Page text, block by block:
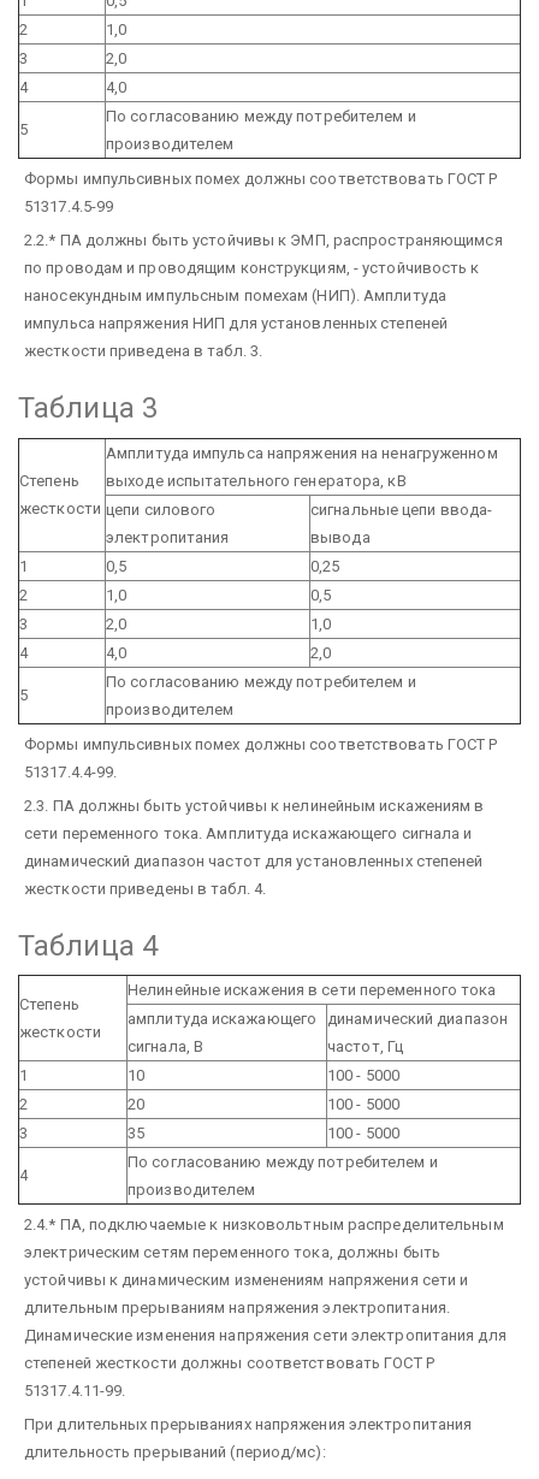
2
1,0
3
2,0
4
4,0
5
По согласованию между потребителем и
производителем
Формы импульсивных помех должны соответствовать ГОСТ Р
51317.4.5-99
2.2.* ПА должны быть устойчивы к ЭМП, распространяющимся
по проводам и проводящим конструкциям, - устойчивость к
наносекундным импульсным помехам (НИП). Амплитуда
импульса напряжения НИП для установленных степеней
жесткости приведена в табл. 3.
Таблица 3
Степень
жесткости
Амплитуда импульса напряжения на ненагруженном
выходе испытательного генератора, кВ
цепи силового
электропитания
сигнальные цепи ввода-
вывода
1
0,5
0,25
2
1,0
0,5
3
2,0
1,0
4
4,0 2,0
5
По согласованию между потребителем и
производителем
Формы импульсивных помех должны соответствовать ГОСТ Р
51317.4.4-99.
2.3. ПА должны быть устойчивы к нелинейным искажениям в
сети переменного тока. Амплитуда искажающего сигнала и
динамический диапазон частот для установленных степеней
жесткости приведены в табл. 4.
Таблица 4
Степень
жесткости
Нелинейные искажения в сети переменного тока
амплитуда искажающего
сигнала, В
динамический диапазон
частот, Гц
1
10
100 - 5000
2
20
100 - 5000
3
35 100 - 5000
4
По согласованию между потребителем и
производителем
2.4.* ПА, подключаемые к низковольтным распределительным
электрическим сетям переменного тока, должны быть
устойчивы к динамическим изменениям напряжения сети и
длительным прерываниям напряжения электропитания.
Динамические изменения напряжения сети электропитания для
степеней жесткости должны соответствовать ГОСТ Р
51317.4.11-99.
При длительных прерываниях напряжения электропитания
длительность прерываний (период/мс):